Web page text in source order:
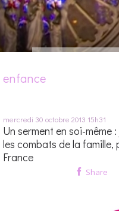
enfance
mercredi 30 octobre 2013 15h31
Un serment en soi-même
les combats de la famille,
France
Share